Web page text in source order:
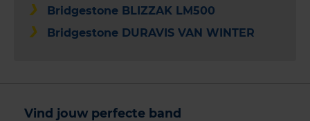
Bridgestone BLIZZAK LM500
Bridgestone DURAVIS VAN WINTER
Vind jouw perfecte band